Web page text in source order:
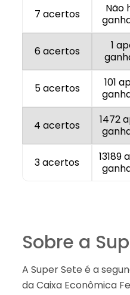
7 acertos
Não
6 acertos
1
5 acertos
101
4 acertos
1472
3 acertos
13189
Sobre a
A Super Sete é a
da Caixa Econômica